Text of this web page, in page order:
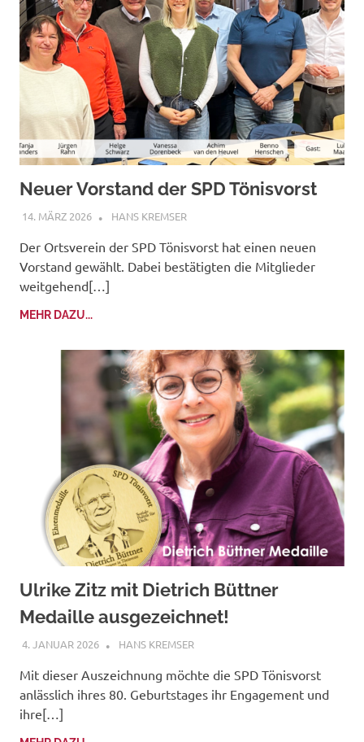
Neuer Vorstand der SPD Tönisvorst
14. MÄRZ 2026 HANS KREMSER
Der Ortsverein der SPD Tönisvorst hat einen neuen
Vorstand gewählt. Dabei bestätigten die Mitglieder
weitgehend[…]
MEHR DAZU...
Ulrike Zitz mit Dietrich Büttner
Medaille ausgezeichnet!
4. JANUAR 2026 HANS KREMSER
Mit dieser Auszeichnung möchte die SPD Tönisvorst
anlässlich ihres 80. Geburtstages ihr Engagement und
ihre[…]